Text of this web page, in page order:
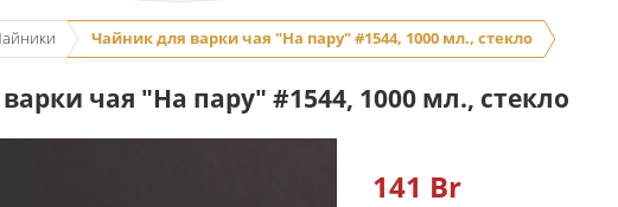
Чайник для варки чая "На пару" #1544, 1000 мл., стекло
чая "На пару" #1544, 1000 мл., стекло
141 Br